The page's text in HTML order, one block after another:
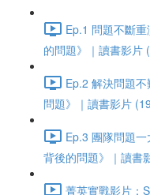
Ep.1 問題不斷
的問題》｜讀書影片
Ep.2 解決問題
問題》｜讀書影片
Ep.3 團隊問題
背後的問題》｜讀書
菁英實戰影片：